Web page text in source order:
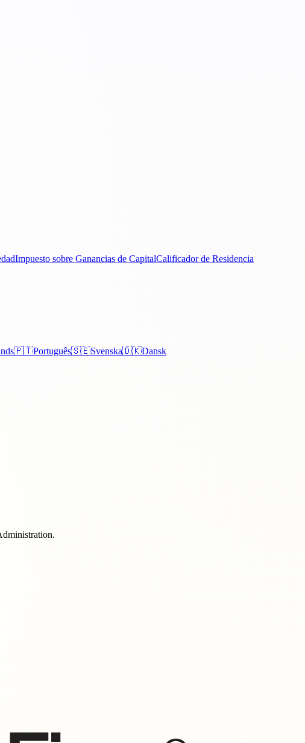
Impuesto sobre Ganancias de CapitalCalificador de Residencia
🇵🇹Português🇸🇪Svenska🇩🇰Dansk